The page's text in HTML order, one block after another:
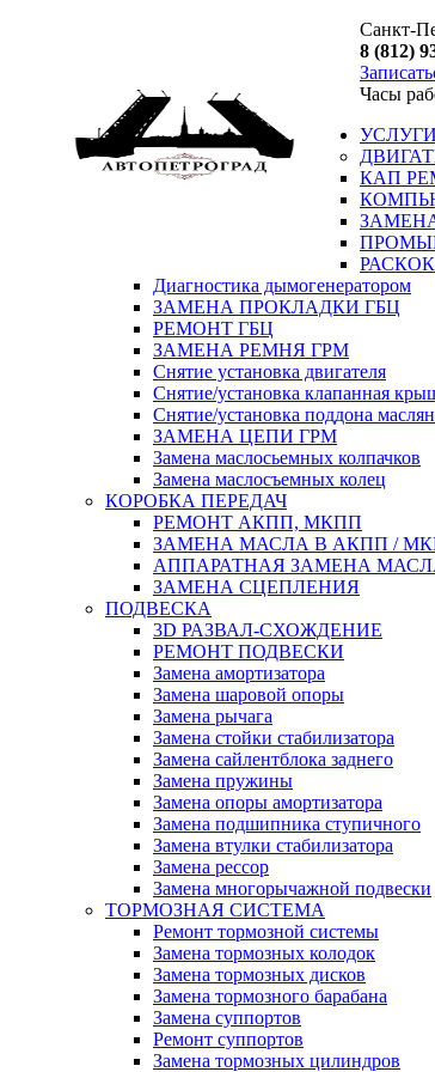
Санкт-
8 (812)
Часы
УСЛУГИ
КАП
Диагностика дымогенератором
ЗАМЕНА ПРОКЛАДКИ ГБЦ
РЕМОНТ ГБЦ
ЗАМЕНА РЕМНЯ ГРМ
Снятие установка двигателя
Cнятие/установка клапанная
Cнятие/установка поддона
ЗАМЕНА ЦЕПИ ГРМ
Замена маслосьемных колпачков
Замена маслосъемных колец
КОРОБКА ПЕРЕДАЧ
РЕМОНТ АКПП, МКПП
ЗАМЕНА МАСЛА В АКПП /
АППАРАТНАЯ ЗАМЕНА
ЗАМЕНА СЦЕПЛЕНИЯ
ПОДВЕСКА
3D РАЗВАЛ-СХОЖДЕНИЕ
РЕМОНТ ПОДВЕСКИ
Замена амортизатора
Замена шаровой опоры
Замена рычага
Замена стойки стабилизатора
Замена сайлентблока заднего
Замена пружины
Замена опоры амортизатора
Замена подшипника ступичного
Замена втулки стабилизатора
Замена рессор
Замена многорычажной подвески
ТОРМОЗНАЯ СИСТЕМА
Ремонт тормозной системы
Замена тормозных колодок
Замена тормозных дисков
Замена тормозного барабана
Замена суппортов
Ремонт суппортов
Замена тормозных цилиндров